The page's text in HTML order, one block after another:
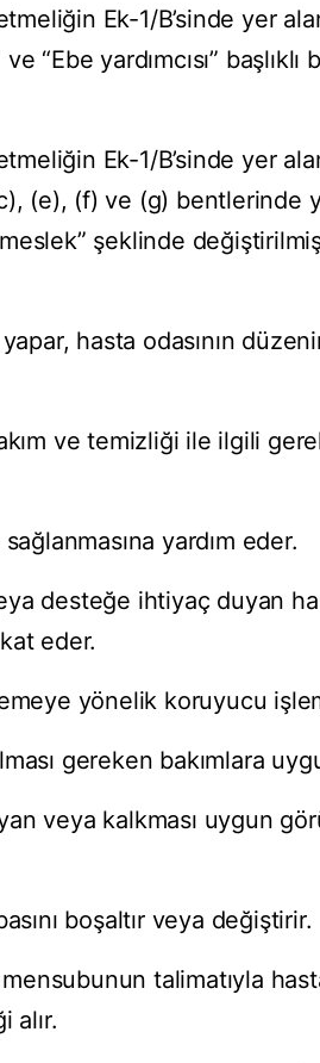
Ek-1/B’sinde yer
ve “Ebe yardımcısı”
Ek-1/B’sinde yer
(e), (f) ve (g) bentlerinde
şeklinde
yapar, hasta odasının
ve temizliği ile ilgili
yardım eder.
desteğe ihtiyaç duyan
eder.
yönelik koruyucu
gereken bakımlara
veya kalkması uygun
boşaltır veya değiştirir.
talimatıyla
alır.